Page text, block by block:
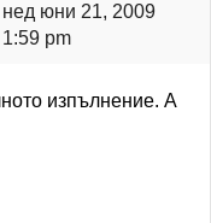
нед юни 21, 2009
1:59 pm
изпълнение. А